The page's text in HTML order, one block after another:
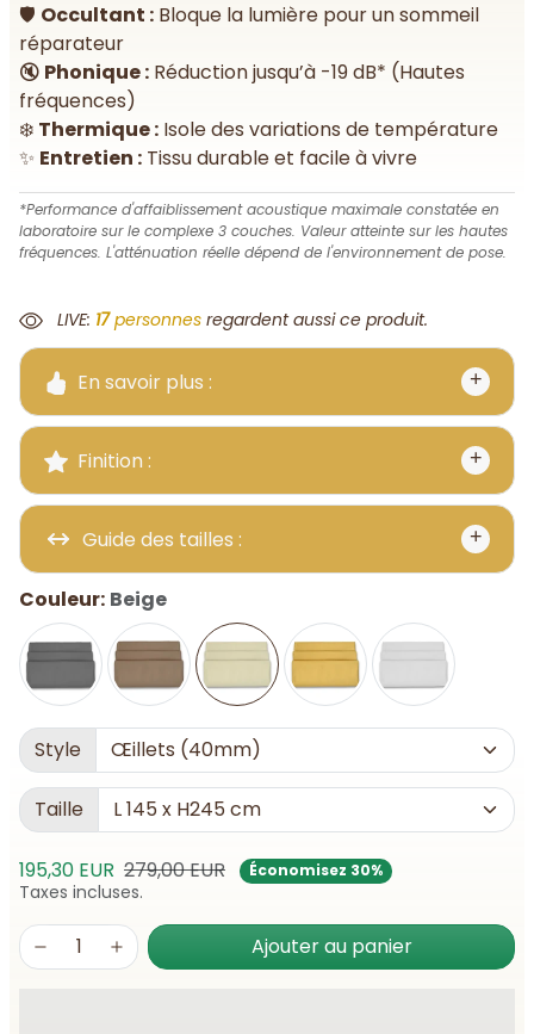
🛡️ Occultant : Bloque la lumière pour un sommeil
réparateur
🔇 Phonique : Réduction jusqu’à -19 dB* (Hautes
fréquences)
❄️ Thermique : Isole des variations de température
✨ Entretien : Tissu durable et facile à vivre
*Performance d'affaiblissement acoustique maximale constatée en
laboratoire sur le complexe 3 couches. Valeur atteinte sur les hautes
fréquences. L'atténuation réelle dépend de l'environnement de pose.
LIVE: 25 personnesregardent aussi ce produit.
En savoir plus :
Finition :
Guide des tailles :
Couleur: Beige
Style
Taille
Prix de vente
195,30 EUR Prix habituel
279,00 EUR Économisez 30%
Taxes incluses.
Ajouter au panier